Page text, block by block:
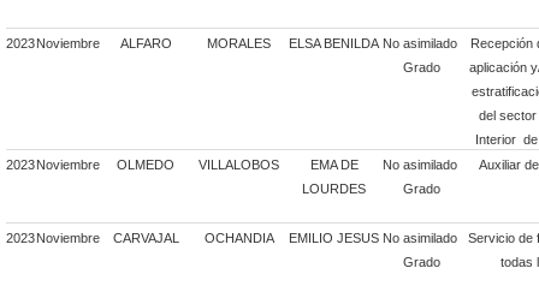
2023Noviembre ALFARO MORALES ELSA BENILDA No asimilado
Grado
Recepción
aplicación
del
Interior
2023Noviembre OLMEDO VILLALOBOS
EMA DE
LOURDES
No asimilado
Grado
Auxiliar
2023Noviembre CARVAJAL OCHANDIA EMILIO JESUS No asimilado
Grado
Servicio de
todas